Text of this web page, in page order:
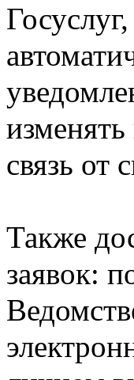
связь от
Также
заявок: